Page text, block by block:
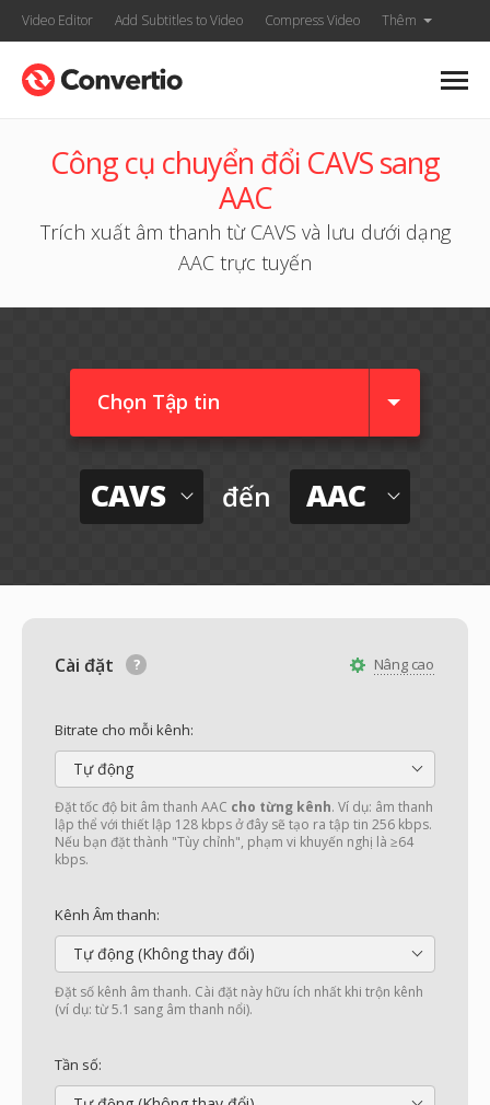
Video Editor Add Subtitles to Video Compress Video Thêm
Công cụ chuyển đổi CAVS sang
AAC
Trích xuất âm thanh từ CAVS và lưu dưới dạng
AAC trực tuyến
Chọn Tập tin
CAVS đến AAC
Nâng cao
Cài đặt
Bitrate cho mỗi kênh:
Tự động
Đặt tốc độ bit âm thanh AAC cho từng kênh. Ví dụ: âm thanh
lập thể với thiết lập 128 kbps ở đây sẽ tạo ra tập tin 256 kbps.
Nếu bạn đặt thành "Tùy chỉnh", phạm vi khuyến nghị là ≥64
kbps.
Kênh Âm thanh:
Tự động (Không thay đổi)
Đặt số kênh âm thanh. Cài đặt này hữu ích nhất khi trộn kênh
(ví dụ: từ 5.1 sang âm thanh nổi).
Tần số: